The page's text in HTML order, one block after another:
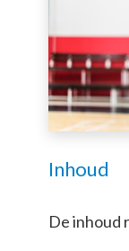
Inhoud
De inhoud